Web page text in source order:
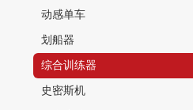
动感单车
划船器
综合训练器
史密斯机